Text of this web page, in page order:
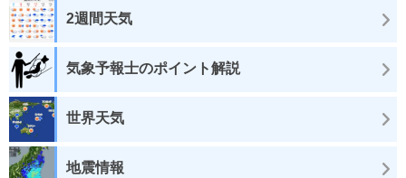
2週間天気
気象予報士のポイント解説
世界天気
地震情報